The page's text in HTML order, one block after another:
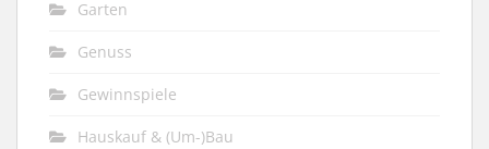
Garten
Genuss
Gewinnspiele
Hauskauf & (Um-)Bau